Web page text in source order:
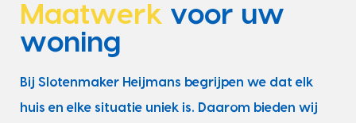
Maatwerk voor uw
woning
Bij Slotenmaker Heijmans begrijpen we dat elk
huis en elke situatie uniek is. Daarom bieden wij